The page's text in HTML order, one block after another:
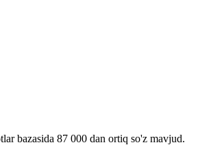
bazasida 87 000 dan ortiq so'z mavjud.